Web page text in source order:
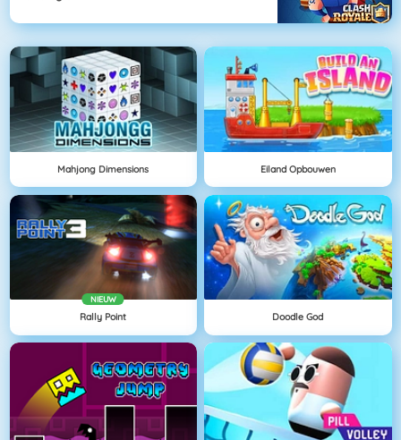
Mahjong Dimensions Eiland Opbouwen
NIEUW
Rally Point Doodle God